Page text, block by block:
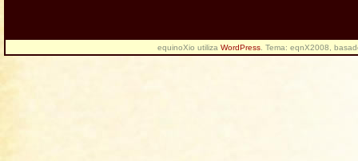
equinoXio utiliza WordPress . Tema: eqnX2008,